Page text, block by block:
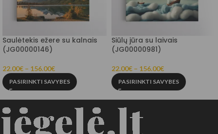
Saulėtekis ežere su kalnais
(JG00000146)
22.00€ – 156.00€
PASIRINKTI SAVYBES
Siūlų jūra su laivais
(JG00000981)
22.00€ – 156.00€
PASIRINKTI SAVYBES